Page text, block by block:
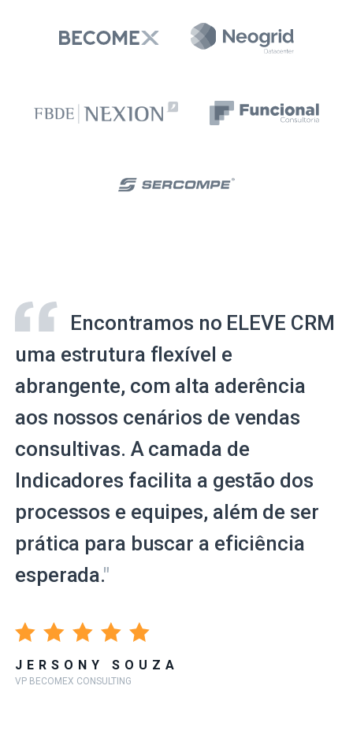
Encontramos no ELEVE CRM
uma estrutura flexível e
abrangente, com alta aderência
aos nossos cenários de vendas
consultivas. A camada de
Indicadores facilita a gestão dos
processos e equipes, além de ser
prática para buscar a eficiência
esperada."
JERSONY SOUZA
VP BECOMEX CONSULTING